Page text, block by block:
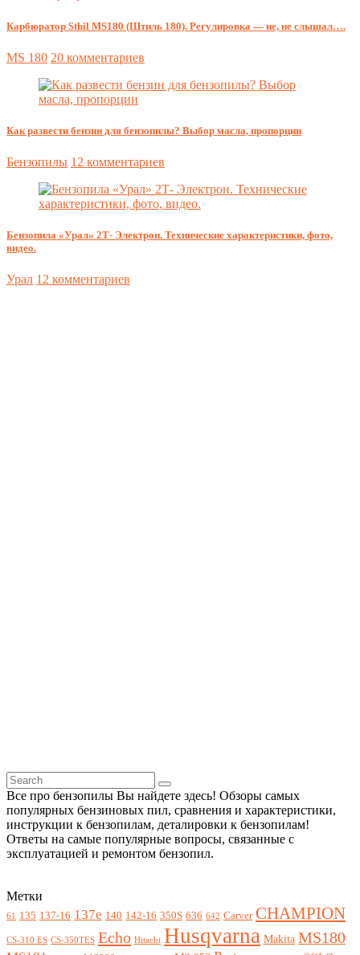
Карбюратор Sthil MS180 (Штиль 180). Регулировка — не, не слышал….
MS 180 20 комментариев
Как развести бензин для бензопилы? Выбор масла, пропорции
Бензопилы 12 комментариев
Бензопила «Урал» 2Т- Электрон. Технические характеристики, фото,
видео.
Урал 12 комментариев
Все про бензопилы Вы найдете здесь! Обзоры самых
популярных бензиновых пил, сравнения и характеристики,
инструкции к бензопилам, деталировки к бензопилам!
Ответы на самые популярные вопросы, связанные с
эксплуатацией и ремонтом бензопил.
Метки
61 135 137-16 137e 140 142-16 350S 636 642 Carver CHAMPION
CS-310 ES CS-350TES Echo Hitachi Husqvarna Makita MS180